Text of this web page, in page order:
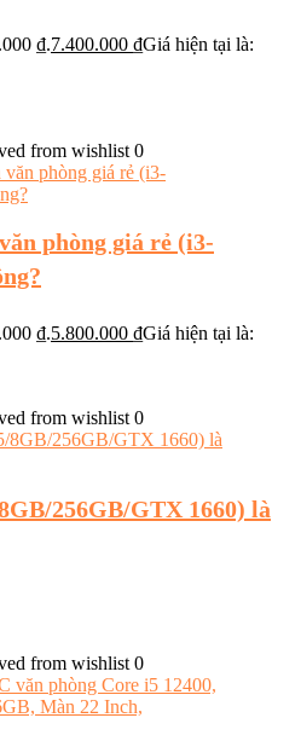
₫.7.400.000 ₫Giá hiện tại là:
from wishlist 0
phòng giá rẻ (i3-
₫.5.800.000 ₫Giá hiện tại là:
from wishlist 0
256GB/GTX 1660) là
from wishlist 0